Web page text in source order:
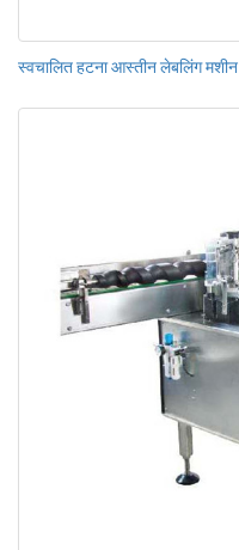
स्वचालित हटना आस्तीन लेबलिंग मशीन